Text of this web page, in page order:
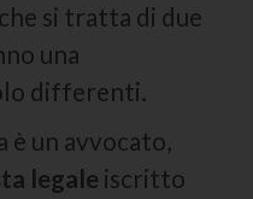
si tratta di due
una
differenti.
un avvocato,
legale iscritto